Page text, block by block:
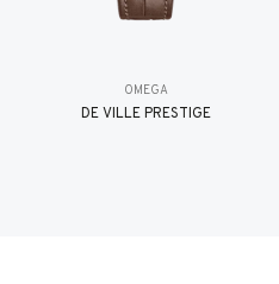
OMEGA
DE VILLE PRESTIGE